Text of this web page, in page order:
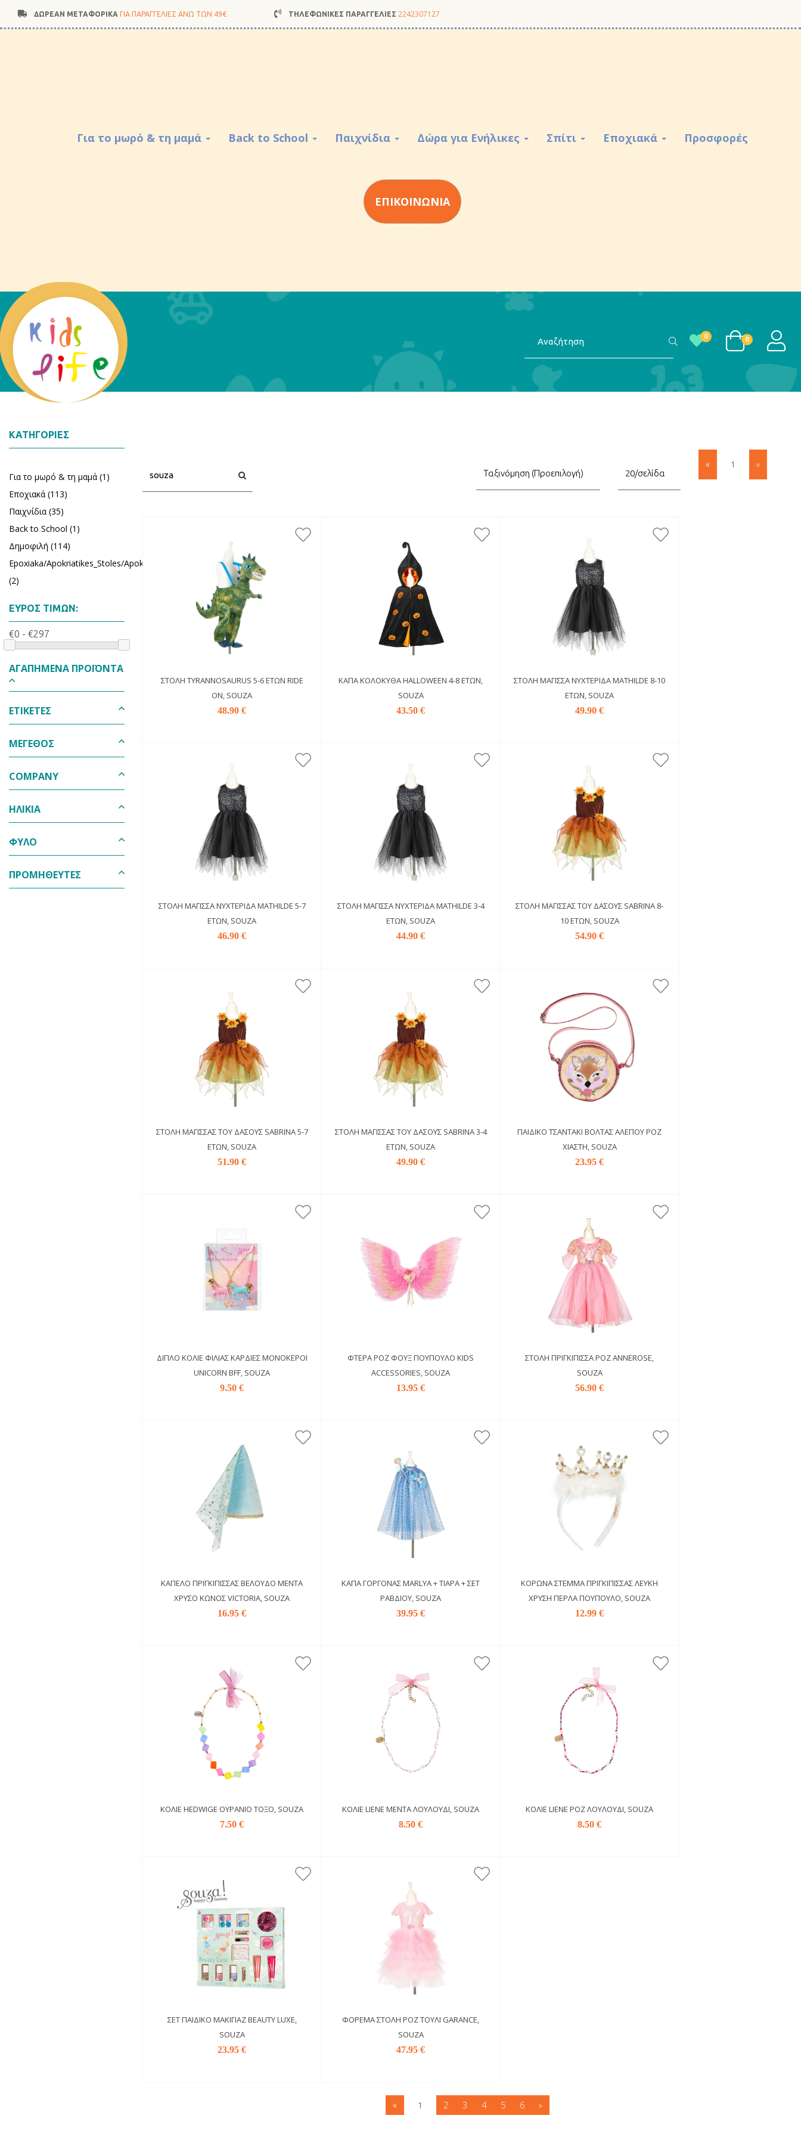
ΔΩΡΕΑΝ ΜΕΤΑΦΟΡΙΚΑ ΓΙΑ ΠΑΡΑΓΓΕΛΙΕΣ ΑΝΩ ΤΩΝ 49€ ΤΗΛΕΦΩΝΙΚΕΣ ΠΑΡΑΓΓΕΛΙΕΣ 2242307127
Για το μωρό & τη μαμά Back to School Παιχνίδια Δώρα για Ενήλικες Σπίτι Εποχιακά Προσφορές
ΕΠΙΚΟΙΝΩΝΙΑ
0 0
ΚΑΤΗΓΟΡΊΕΣ
Για το μωρό & τη μαμά (1)
Εποχιακά (113)
Παιχνίδια (35)
Back to School (1)
Δημοφιλή (114)
Epoxiaka/Apokriatikes_Stoles/Apokriatika_Ajesouar
(2)
ΕΎΡΟΣ ΤΙΜΏΝ:
€0 - €297
ΑΓΑΠΗΜΈΝΑ ΠΡΟΪΌΝΤΑ
ΕΤΙΚΈΤΕΣ
ΜΕΓΕΘΟΣ
COMPANY
ΗΛΙΚΊΑ
ΦΎΛΟ
ΠΡΟΜΗΘΕΥΤΈΣ
Αναζήτηση
« 1 »
ΣΤΟΛΉ TYRANNOSAURUS 5-6 ΕΤΏΝ RIDE
ON, SOUZA
48.90 €
ΚΆΠΑ ΚΟΛΟΚΎΘΑ HALLOWEEN 4-8 ΕΤΏΝ,
SOUZA
43.50 €
ΣΤΟΛΉ ΜΆΓΙΣΣΑ ΝΥΧΤΕΡΊΔΑ MATHILDE 8-10
ΕΤΏΝ, SOUZA
49.90 €
ΣΤΟΛΉ ΜΆΓΙΣΣΑ ΝΥΧΤΕΡΊΔΑ MATHILDE 5-7
ΕΤΏΝ, SOUZA
46.90 €
ΣΤΟΛΉ ΜΆΓΙΣΣΑ ΝΥΧΤΕΡΊΔΑ MATHILDE 3-4
ΕΤΏΝ, SOUZA
44.90 €
ΣΤΟΛΉ ΜΆΓΙΣΣΑΣ ΤΟΥ ΔΆΣΟΥΣ SABRINA 8-
10 ΕΤΏΝ, SOUZA
54.90 €
ΣΤΟΛΉ ΜΆΓΙΣΣΑΣ ΤΟΥ ΔΆΣΟΥΣ SABRINA 5-7
ΕΤΏΝ, SOUZA
51.90 €
ΣΤΟΛΉ ΜΆΓΙΣΣΑΣ ΤΟΥ ΔΆΣΟΥΣ SABRINA 3-4
ΕΤΏΝ, SOUZA
49.90 €
ΠΑΙΔΙΚΌ ΤΣΑΝΤΆΚΙ ΒΌΛΤΑΣ ΑΛΕΠΟΎ ΡΟΖ
ΧΙΑΣΤΉ, SOUZA
23.95 €
ΔΙΠΛΌ ΚΟΛΙΈ ΦΙΛΊΑΣ ΚΑΡΔΙΈΣ ΜΟΝΌΚΕΡΟΙ
UNICORN BFF, SOUZA
9.50 €
ΦΤΕΡΆ ΡΟΖ ΦΟΥΞ ΠΟΎΠΟΥΛΟ KIDS
ACCESSORIES, SOUZA
13.95 €
ΣΤΟΛΉ ΠΡΙΓΚΊΠΙΣΣΑ ΡΟΖ ANNEROSE,
SOUZA
56.90 €
ΚΑΠΈΛΟ ΠΡΙΓΚΊΠΙΣΣΑΣ ΒΕΛΟΎΔΟ ΜΈΝΤΑ
ΧΡΥΣΌ ΚΏΝΟΣ VICTORIA, SOUZA
16.95 €
ΚΆΠΑ ΓΟΡΓΌΝΑΣ MARLYA + ΤΙΆΡΑ + ΣΕΤ
ΡΑΒΔΙΟΎ, SOUZA
39.95 €
ΚΟΡΏΝΑ ΣΤΈΜΜΑ ΠΡΙΓΚΊΠΙΣΣΑΣ ΛΕΥΚΉ
ΧΡΥΣΉ ΠΈΡΛΑ ΠΟΎΠΟΥΛΟ, SOUZA
12.99 €
ΚΟΛΙΈ HEDWIGE ΟΥΡΆΝΙΟ ΤΌΞΟ, SOUZA
7.50 €
ΚΟΛΙΈ LIENE ΜΈΝΤΑ ΛΟΥΛΟΎΔΙ, SOUZA
8.50 €
ΚΟΛΙΈ LIENE ΡΟΖ ΛΟΥΛΟΎΔΙ, SOUZA
8.50 €
ΣΕΤ ΠΑΙΔΙΚΌ ΜΑΚΙΓΙΆΖ BEAUTY LUXE,
SOUZA
23.95 €
ΦΌΡΕΜΑ ΣΤΟΛΉ ΡΟΖ ΤΟΎΛΙ GARANCE,
SOUZA
47.95 €
« 1 2 3 4 5 6 »